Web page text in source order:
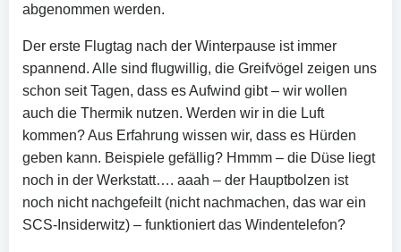
abgenommen werden.
Der erste Flugtag nach der Winterpause ist immer
spannend. Alle sind flugwillig, die Greifvögel zeigen uns
schon seit Tagen, dass es Aufwind gibt – wir wollen
auch die Thermik nutzen. Werden wir in die Luft
kommen? Aus Erfahrung wissen wir, dass es Hürden
geben kann. Beispiele gefällig? Hmmm – die Düse liegt
noch in der Werkstatt…. aaah – der Hauptbolzen ist
noch nicht nachgefeilt (nicht nachmachen, das war ein
SCS-Insiderwitz) – funktioniert das Windentelefon?